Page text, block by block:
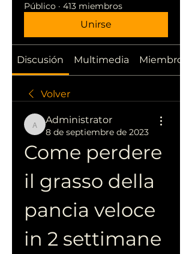
Público · 413 miembros
Unirse
Discusión Multimedia Miembros
Volver
Administrator
Administrator
8 de septiembre de 2023
Come perdere
il grasso della
pancia veloce
in 2 settimane